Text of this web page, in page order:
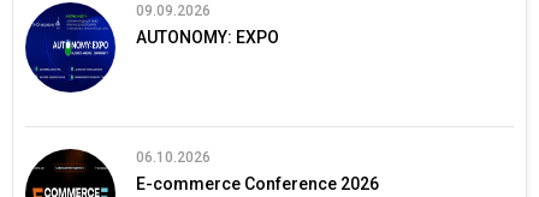
09.09.2026
AUTONOMY: EXPO
06.10.2026
E-commerce Conference 2026